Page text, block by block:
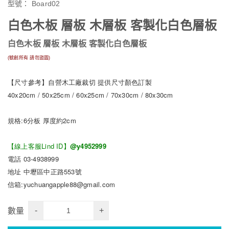
型號： Board02
白色木板 層板 木層板 客製化白色層板
白色木板 層板 木層板 客製化白色層板
(毓創所有 請勿盜圖)
【尺寸參考】 自營木工廠裁切 提供尺寸顏色訂製
40x20cm / 50x25cm / 60x25cm / 70x30cm / 80x30cm
規格:6分板 厚度約2cm
【線上客服Lind ID】 @y4952999
電話 03-4938999
地址 中壢區中正路553號
信箱:yuchuangapple88@gmail.com
數量 - +